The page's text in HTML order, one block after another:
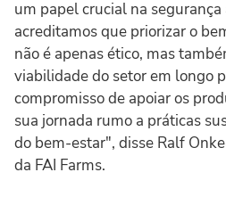
um papel crucial na
acreditamos que priorizar o
não é apenas ético, mas
viabilidade do setor em longo
compromisso de apoiar os
sua jornada rumo a práticas
do bem-estar", disse Ralf
da FAI Farms.